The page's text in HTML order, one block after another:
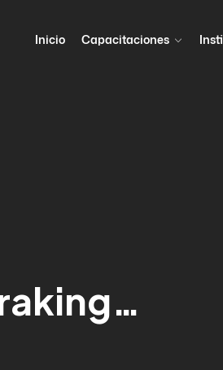
Inicio Capacitaciones